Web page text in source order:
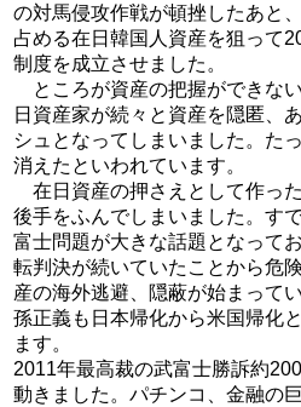
の対馬侵攻作戦が頓挫したあと
占める在日韓国人資産を狙って
制度を成立させました。
ところが資産の把握ができな
日資産家が続々と資産を隠匿、
シュとなってしまいました。た
消えたといわれています。
在日資産の押さえとして作っ
後手をふんでしまいました。す
富士問題が大きな話題となって
転判決が続いていたことから危
産の海外逃避、隠蔽が始まって
孫正義も日本帰化から米国帰化
ます。
2011年最高裁の武富士勝訴約
動きました。パチンコ、金融の